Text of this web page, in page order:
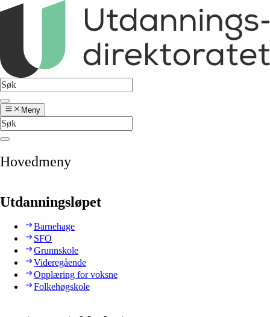
Meny
Hovedmeny
Utdanningsløpet
Barnehage
SFO
Grunnskole
Videregående
Opplæring for voksne
Folkehøgskole